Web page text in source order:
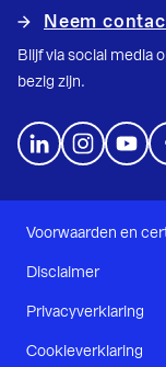
Neem
Blijf via social media
bezig zijn.
Voorwaarden en
Disclaimer
Privacyverklaring
Cookieverklaring